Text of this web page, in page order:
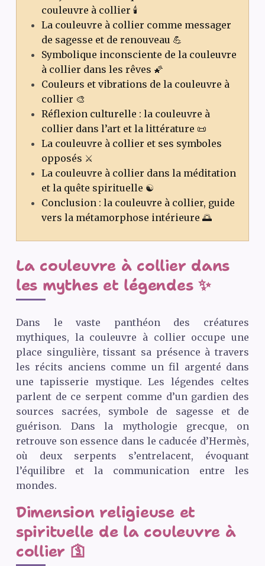
couleuvre à collier 🕯️
La couleuvre à collier comme messager
de sagesse et de renouveau 💪
Symbolique inconsciente de la couleuvre
à collier dans les rêves 🌠
Couleurs et vibrations de la couleuvre à
collier 🎨
Réflexion culturelle : la couleuvre à
collier dans l’art et la littérature 📜
La couleuvre à collier et ses symboles
opposés ⚔️
La couleuvre à collier dans la méditation
et la quête spirituelle ☯️
Conclusion : la couleuvre à collier, guide
vers la métamorphose intérieure 🌅
La couleuvre à collier dans
les mythes et légendes ✨
Dans le vaste panthéon des créatures
mythiques, la couleuvre à collier occupe une
place singulière, tissant sa présence à travers
les récits anciens comme un fil argenté dans
une tapisserie mystique. Les légendes celtes
parlent de ce serpent comme d’un gardien des
sources sacrées, symbole de sagesse et de
guérison. Dans la mythologie grecque, on
retrouve son essence dans le caducée d’Hermès,
où deux serpents s’entrelacent, évoquant
l’équilibre et la communication entre les
mondes.
Dimension religieuse et
spirituelle de la couleuvre à
collier 🛐